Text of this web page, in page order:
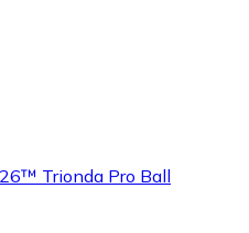
Trionda Pro Ball